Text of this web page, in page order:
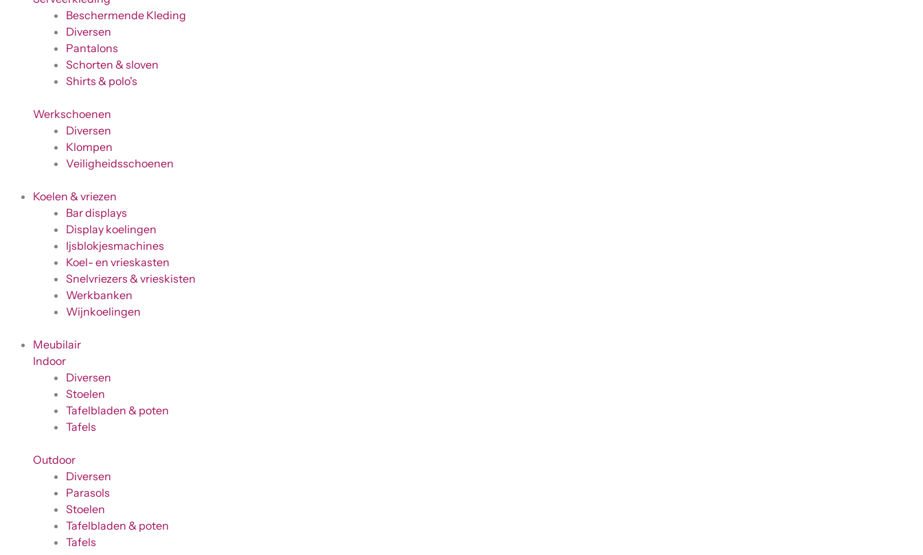
Beschermende Kleding
Diversen
Pantalons
Schorten & sloven
Shirts & polo's
Werkschoenen
Diversen
Klompen
Veiligheidsschoenen
Koelen & vriezen
Bar displays
Display koelingen
Ijsblokjesmachines
Koel- en vrieskasten
Snelvriezers & vrieskisten
Werkbanken
Wijnkoelingen
Meubilair
Indoor
Diversen
Stoelen
Tafelbladen & poten
Tafels
Outdoor
Diversen
Parasols
Stoelen
Tafelbladen & poten
Tafels